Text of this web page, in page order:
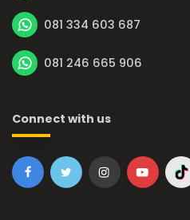
081 334 603 687
081 246 665 906
Connect with us